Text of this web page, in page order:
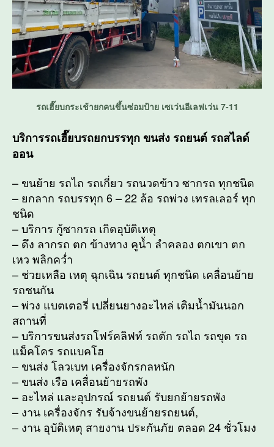
รถเฮี๊ยบกระเช้ายกคนขึ้นซ่อมป้าย เซเว่นอีเลฟเว่น 7-11
บริการรถเฮี๊ยบรถยกบรรทุก ขนส่ง รถยนต์ รถสไลด์
ออน
– ขนย้าย รถไถ รถเกี่ยว รถนวดข้าว ซากรถ ทุกชนิด
– ยกลาก รถบรรทุก 6 – 22 ล้อ รถพ่วง เทรลเลอร์ ทุก
ชนิด
– บริการ กู้ซากรถ เกิดอุบัติเหตุ
– ดึง ลากรถ ตก ข้างทาง คูน้ำ ลำคลอง ตกเขา ตก
เหว พลิกคว่ำ
– ช่วยเหลือ เหตุ ฉุกเฉิน รถยนต์ ทุกชนิด เคลื่อนย้าย
รถชนกัน
– พ่วง แบตเตอรี่ เปลี่ยนยางอะไหล่ เติมน้ำมันนอก
สถานที่
– บริการขนส่งรถโฟร์คลิฟท์ รถตัก รถไถ รถขุด รถ
แม็คโคร รถแบคโฮ
– ขนส่ง โลวเบท เครื่องจักรกลหนัก
– ขนส่ง เรือ เคลื่อนย้ายรถพัง
– อะไหล่ และอุปกรณ์ รถยนต์ รับยกย้ายรถพัง
– งาน เครื่องจักร รับจ้างขนย้ายรถยนต์,
– งาน อุบัติเหตุ สายงาน ประกันภัย ตลอด 24 ชั่วโมง